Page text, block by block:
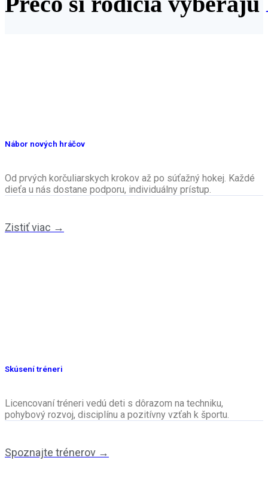
Nábor nových hráčov
Od prvých korčuliarskych krokov až po súťažný hokej. Každé
dieťa u nás dostane podporu, individuálny prístup.
Zistiť viac →
Skúsení tréneri
Licencovaní tréneri vedú deti s dôrazom na techniku,
pohybový rozvoj, disciplínu a pozitívny vzťah k športu.
Spoznajte trénerov →